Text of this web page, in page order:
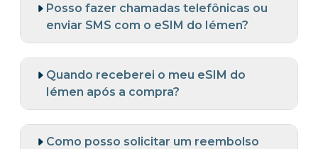
Posso fazer chamadas telefônicas ou
enviar SMS com o eSIM do Iémen?
Quando receberei o meu eSIM do
Iémen após a compra?
Como posso solicitar um reembolso